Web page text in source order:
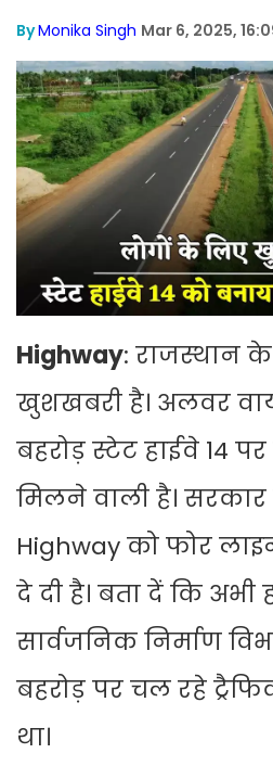
ByMonika Singh Mar 6, 2025,
Highway: राजस्थान
खुशखबरी है। अलवर
बहरोड़ स्टेट हाईवे 14
मिलने वाली है।
Highway को फोर
दे दी है। बता दें कि अभी
सार्वजनिक निर्माण
बहरोड़ पर चल रहे
था।